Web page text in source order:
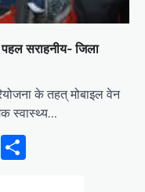
पहल सराहनीय- जिला
के तहत् मोबाइल वेन
स्वास्थ्य…
X